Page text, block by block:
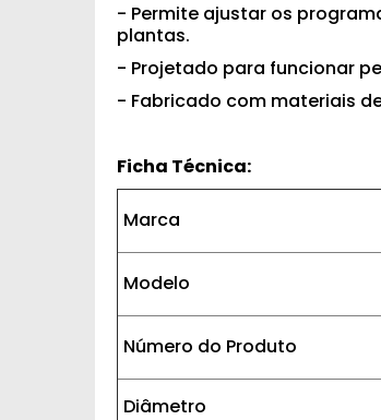
- Permite ajustar os
plantas.
- Projetado para funcionar
- Fabricado com materiais
Ficha Técnica:
Marca
Modelo
Número do Produto
Diâmetro